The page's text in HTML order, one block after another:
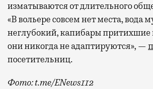
изматываются от длительного
«В вольере совсем нет места, вода
неглубокий, капибары притихшие
они никогда не адаптируются», —
посетительниц.
Фото: t.me/ENews112